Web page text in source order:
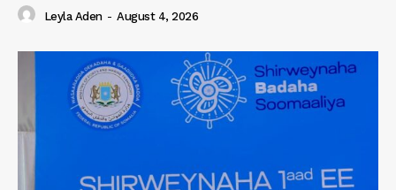
Leyla Aden - August 4, 2026